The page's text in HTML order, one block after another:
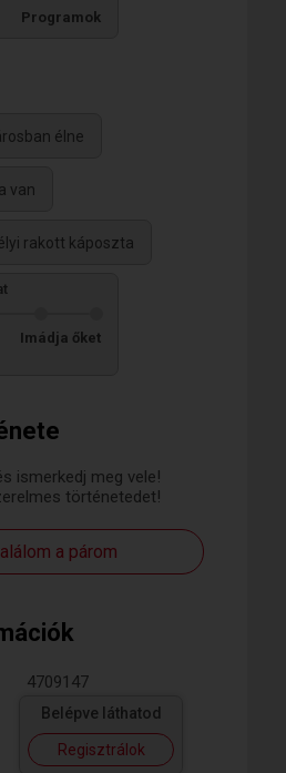
ismerkedj meg vele!
történetedet!
a párom
4709147
Belépve láthatod
Regisztrálok
Programok
élne
van
rakott káposzta
Imádja őket